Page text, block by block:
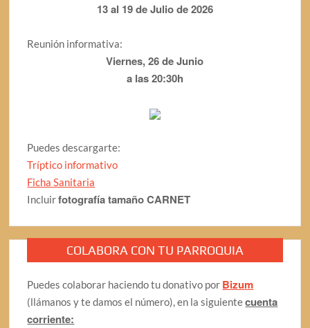
13 al 19 de Julio de 2026
Reunión informativa:
Viernes, 26 de Junio
a las 20:30h
Puedes descargarte:
Tríptico informativo
Ficha Sanitaria
Incluirfotografía tamaño CARNET
COLABORA CON TU PARROQUIA
Puedes colaborar haciendo tu donativo por Bizum
(llámanos y te damos el número), en la siguientecuenta
corriente: